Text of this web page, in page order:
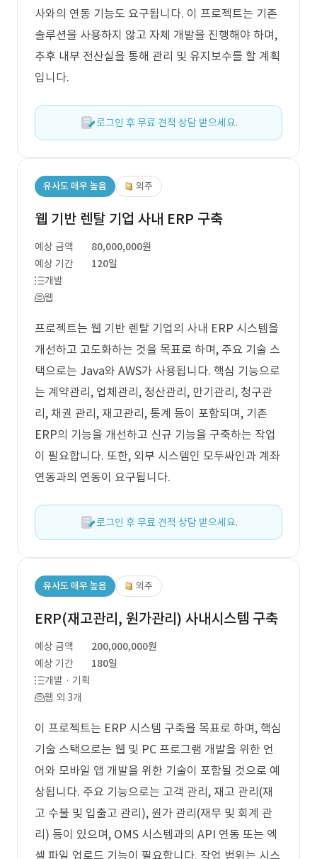
사와의 연동 기능도 요구됩니다. 이 프로젝트는 기존
솔루션을 사용하지 않고 자체 개발을 진행해야 하며,
추후 내부 전산실을 통해 관리 및 유지보수를 할 계획
입니다.
로그인 후 무료 견적 상담 받으세요.
유사도 매우 높음 외주
웹 기반 렌탈 기업 사내 ERP 구축
예상 금액
80,000,000원
예상 기간
120일
개발
웹
프로젝트는 웹 기반 렌탈 기업의 사내 ERP 시스템을
개선하고 고도화하는 것을 목표로 하며, 주요 기술 스
택으로는 Java와 AWS가 사용됩니다. 핵심 기능으로
는 계약관리, 업체관리, 정산관리, 만기관리, 청구관
리, 채권 관리, 재고관리, 통계 등이 포함되며, 기존
ERP의 기능을 개선하고 신규 기능을 구축하는 작업
이 필요합니다. 또한, 외부 시스템인 모두싸인과 계좌
연동과의 연동이 요구됩니다.
로그인 후 무료 견적 상담 받으세요.
유사도 매우 높음 외주
ERP(재고관리, 원가관리) 사내시스템 구축
예상 금액
200,000,000원
예상 기간
180일
개발 · 기획
웹 외 3개
이 프로젝트는 ERP 시스템 구축을 목표로 하며, 핵심
기술 스택으로는 웹 및 PC 프로그램 개발을 위한 언
어와 모바일 앱 개발을 위한 기술이 포함될 것으로 예
상됩니다. 주요 기능으로는 고객 관리, 재고 관리(재
고 수불 및 입출고 관리), 원가 관리(재무 및 회계 관
리) 등이 있으며, OMS 시스템과의 API 연동 또는 엑
셀 파일 업로드 기능이 필요합니다. 작업 범위는 시스